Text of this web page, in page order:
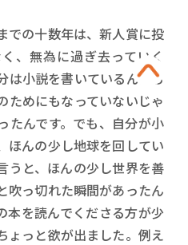
での十数年は、新人賞に投
、無為に過ぎ去っていく
は小説を書いているんだろ
ためにもなっていないじゃ
たんです。でも、自分が小
ほんの少し地球を回してい
うと、ほんの少し世界を善
吹っ切れた瞬間があったん
本を読んでくださる方が少
ょっと欲が出ました。例え